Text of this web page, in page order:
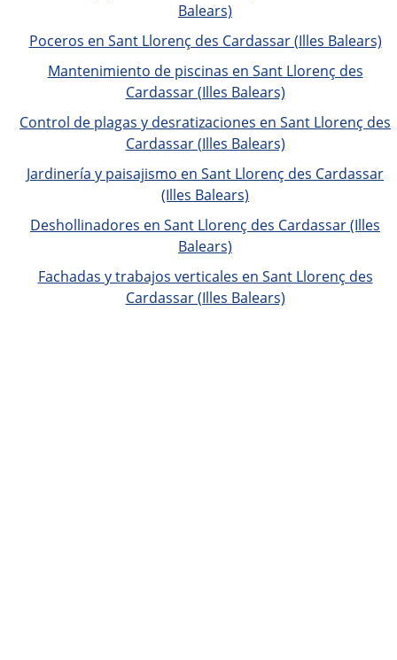
Balears)
Poceros en Sant Llorenç des Cardassar (Illes Balears)
Mantenimiento de piscinas en Sant Llorenç des
Cardassar (Illes Balears)
Control de plagas y desratizaciones en Sant Llorenç des
Cardassar (Illes Balears)
Jardinería y paisajismo en Sant Llorenç des Cardassar
(Illes Balears)
Deshollinadores en Sant Llorenç des Cardassar (Illes
Balears)
Fachadas y trabajos verticales en Sant Llorenç des
Cardassar (Illes Balears)